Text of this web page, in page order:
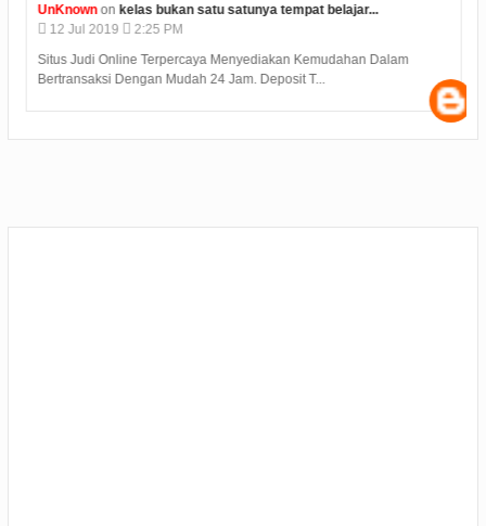
UnKnownonkelas bukan satu satunya tempat belajar...
12 Jul 2019
2:25 PM
Situs Judi Online Terpercaya Menyediakan Kemudahan Dalam
Bertransaksi Dengan Mudah 24 Jam. Deposit T...